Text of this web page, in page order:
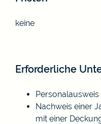
keine
Erforderliche
Personalausweis
Nachweis einer
mit einer